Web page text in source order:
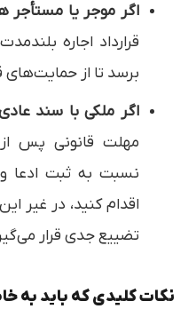
اگر موجر یا مستأجر
قرارداد اجاره
برسد تا از حمایت‌های
اگر ملکی با سند
نسبت به ثبت ادعا
اقدام کنید، در
تضییع جدی قرار
نکات کلیدی که باید به